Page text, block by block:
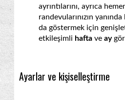
ayrıntılarını, ayrıca
randevularınızın
da göstermek için
etkileşimli hafta ve ay
Ayarlar ve kişiselleştirme